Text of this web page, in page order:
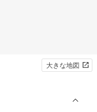
大きな地図